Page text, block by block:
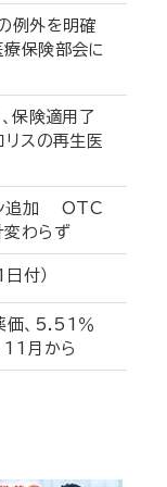
例外を明確
保険部会に
、保険適用了
スの再生医
ン追加 OTC
変わらず
1日付）
価、5.51％
月から